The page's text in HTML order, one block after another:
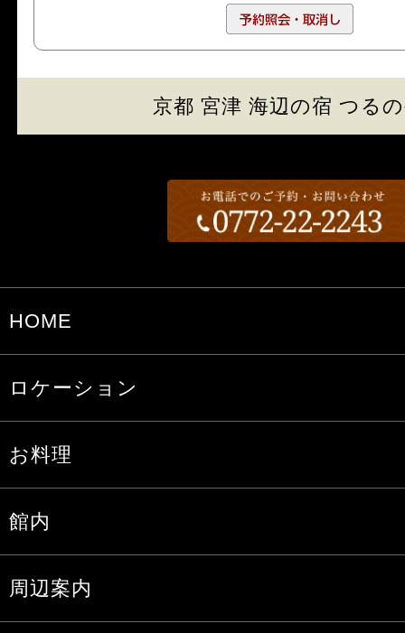
京都 宮津 海辺の宿 つる
HOME
ロケーション
お料理
館内
周辺案内